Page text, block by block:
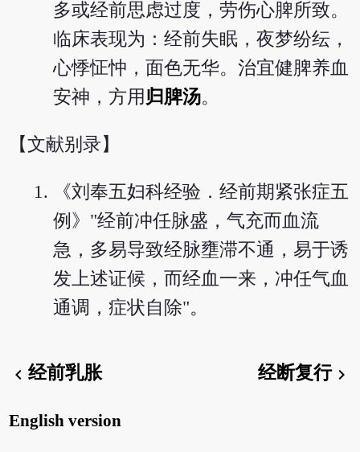
多或经前思虑过度，劳伤心脾所致。
临床表现为：经前失眠，夜梦纷纭，
心悸怔忡，面色无华。治宜健脾养血
安神，方用 归脾汤。
【文献别录】
《刘奉五妇科经验．经前期紧张症五
例》"经前冲任脉盛，气充而血流
急，多易导致经脉壅滞不通，易于诱
发上述证候，而经血一来，冲任气血
通调，症状自除"。
chevron_left经前乳胀 经断复行chevron_right
English version